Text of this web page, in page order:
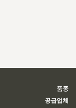
품종
공급업체